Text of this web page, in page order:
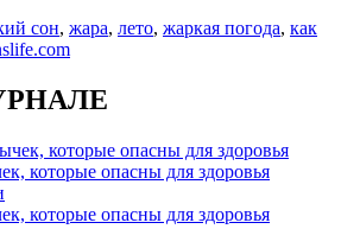
сон, жара, лето, жаркая погода, как
которые опасны для здоровья
которые опасны для здоровья